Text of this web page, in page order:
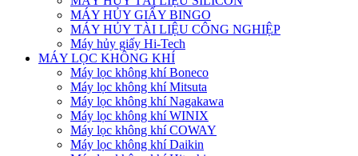
MÁY HỦY GIẤY BINGO
MÁY HỦY TÀI LIỆU CÔNG NGHIỆP
Máy hủy giấy Hi-Tech
MÁY LỌC KHÔNG KHÍ
Máy lọc không khí Boneco
Máy lọc không khí Mitsuta
Máy lọc không khí Nagakawa
Máy lọc không khí WINIX
Máy lọc không khí COWAY
Máy lọc không khí Daikin